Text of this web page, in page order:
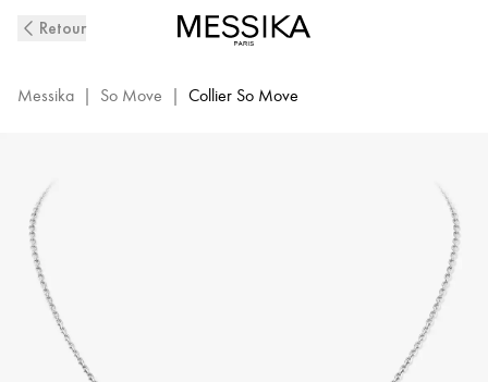
Diamant
Blanc
Messika
12944-
Retour
Messika | So Move | Collier So Move